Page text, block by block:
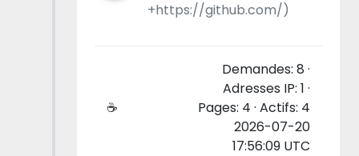
+https://github.com/)
☕
Demandes: 8 ·
Adresses IP: 1 ·
Pages: 4 · Actifs: 4
2026-07-20
17:56:09 UTC